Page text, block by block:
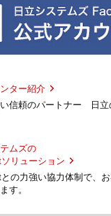
ター紹介
信頼のパートナー 日立
ムズの
リューション
の力強い協力体制で、
す。